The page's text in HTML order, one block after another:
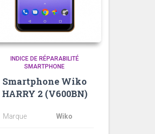
INDICE DE RÉPARABILITÉ
SMARTPHONE
Smartphone Wiko
HARRY 2 (V600BN)
Marque Wiko